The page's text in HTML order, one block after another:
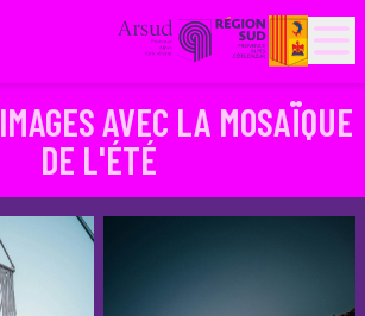
AVEC LA MOSAÏQUE
DE L'ÉTÉ